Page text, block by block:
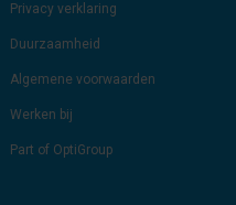
Privacy verklaring
Duurzaamheid
Algemene voorwaarden
Werken bij
Part of OptiGroup